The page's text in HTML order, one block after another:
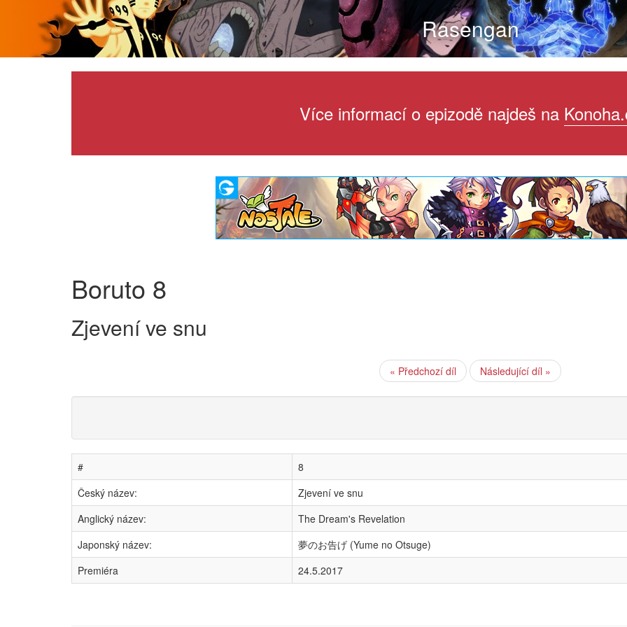
Rasengan
Více informací o epizodě najdeš na
Boruto 8
Zjevení ve snu
« Předchozí díl Následující díl »
#
8
Český název:
Zjevení ve snu
Anglický název:
The Dream's Revelation
Japonský název:
夢のお告げ (Yume no Otsuge)
Premiéra
24.5.2017